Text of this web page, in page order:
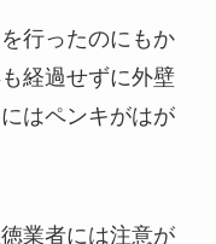
行ったのにもか
経過せずに外壁
はペンキがはが
業者には注意が